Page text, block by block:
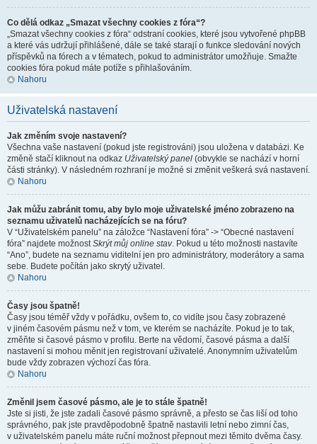
Co dělá odkaz „Smazat všechny cookies z fóra“?
„Smazat všechny cookies z fóra“ odstraní cookies, které jsou vytvořené phpBB
a které vás udržují přihlášené, dále se také starají o funkce sledování nových
příspěvků na fórech a v tématech, pokud to administrátor umožňuje. Smažte
cookies fóra pokud máte potíže s přihlašováním.
Nahoru
Uživatelská nastavení
Jak změním svoje nastavení?
Všechna vaše nastavení (pokud jste registrováni) jsou uložena v databázi. Ke
změně stačí kliknout na odkaz Uživatelský panel (obvykle se nachází v horní
části stránky). V následném rozhraní je možné si změnit veškerá svá nastavení.
Nahoru
Jak můžu zabránit tomu, aby bylo moje uživatelské jméno zobrazeno na
seznamu uživatelů nacházejících se na fóru?
V “Uživatelském panelu” na záložce “Nastavení fóra” -> “Obecné nastavení
fóra” najdete možnostSkrýt můj online stav. Pokud u této možnosti nastavíte
“Ano”, budete na seznamu viditelní jen pro administrátory, moderátory a sama
sebe. Budete počítán jako skrytý uživatel.
Nahoru
Časy jsou špatně!
Časy jsou téměř vždy v pořádku, ovšem to, co vidíte jsou časy zobrazené
v jiném časovém pásmu než v tom, ve kterém se nacházíte. Pokud je to tak,
změňte si časové pásmo v profilu. Berte na vědomí, časové pásma a další
nastavení si mohou měnit jen registrovaní uživatelé. Anonymním uživatelům
bude vždy zobrazen výchozí čas fóra.
Nahoru
Změnil jsem časové pásmo, ale je to stále špatně!
Jste si jisti, že jste zadali časové pásmo správně, a přesto se čas liší od toho
správného, pak jste pravděpodobně špatně nastavili letní nebo zimní čas,
v uživatelském panelu máte ruční možnost přepnout mezi těmito dvěma časy.